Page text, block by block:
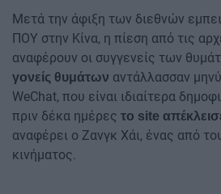
Μετά την άφιξη των διεθνών
ΠΟΥ στην Κίνα, η πίεση από τις
αναφέρουν οι συγγενείς των
γονείς θυμάτων αντάλλασσαν
WeChat, που είναι ιδιαίτερα
πριν δέκα ημέρες το site
αναφέρει ο Ζανγκ Χάι, ένας από
κινήματος.